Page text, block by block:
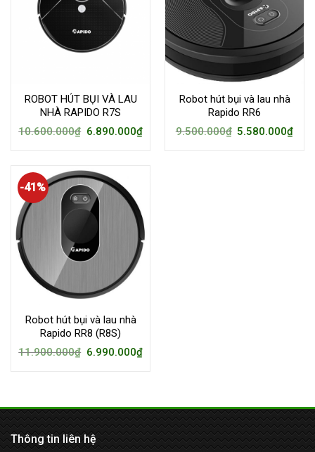
ROBOT HÚT BỤI VÀ LAU
NHÀ RAPIDO R7S
10.600.000₫ 6.890.000₫
Robot hút bụi và lau nhà
Rapido RR6
9.500.000₫ 5.580.000₫
-41%
Robot hút bụi và lau nhà
Rapido RR8 (R8S)
11.900.000₫ 6.990.000₫
Thông tin liên hệ